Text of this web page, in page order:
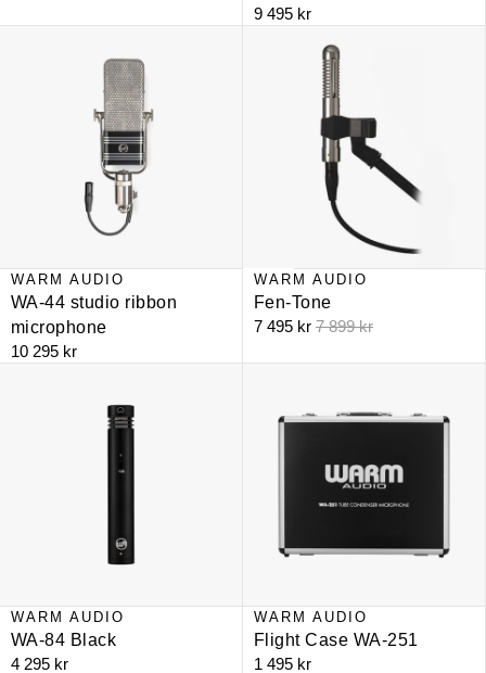
9 495 kr
WARM AUDIO
WA-44 studio ribbon
microphone
10 295 kr
REA
WARM AUDIO
Fen-Tone
Reapris
7 495 kr Ordinarie pris
7 899 kr
WARM AUDIO
WA-84 Black
4 295 kr
WARM AUDIO
Flight Case WA-251
1 495 kr